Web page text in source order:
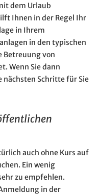
dem Urlaub
Ihnen in der Regel Ihr
in Ihrem
in den typischen
Betreuung von
Wenn Sie dann
Schritte für Sie
auch ohne Kurs auf
Ein wenig
zu empfehlen.
in der